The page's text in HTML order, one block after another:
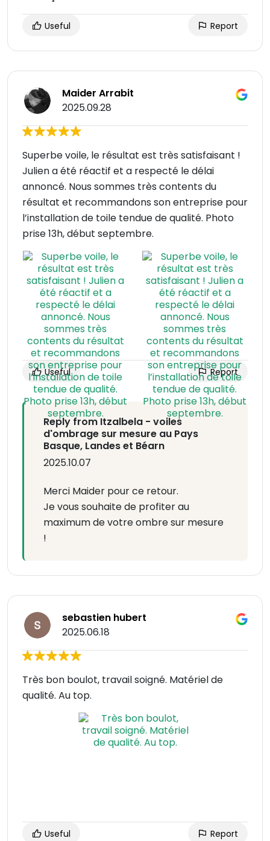
Useful Report
Maider Arrabit
2025.09.28
Superbe voile, le résultat est très satisfaisant !
Julien a été réactif et a respecté le délai
annoncé. Nous sommes très contents du
résultat et recommandons son entreprise pour
l’installation de toile tendue de qualité. Photo
prise 13h, début septembre.
Useful Report
Reply from Itzalbela - voiles
d'ombrage sur mesure au Pays
Basque, Landes et Béarn
2025.10.07
Merci Maider pour ce retour.
Je vous souhaite de profiter au
maximum de votre ombre sur mesure
!
sebastien hubert
2025.06.18
Très bon boulot, travail soigné. Matériel de
qualité. Au top.
Useful Report